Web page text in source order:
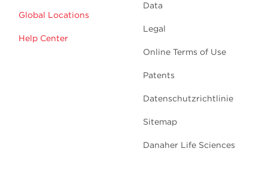
Global Locations
Help Center
Data
Legal
Online Terms of Use
Patents
Datenschutzrichtlinie
Sitemap
Danaher Life Sciences